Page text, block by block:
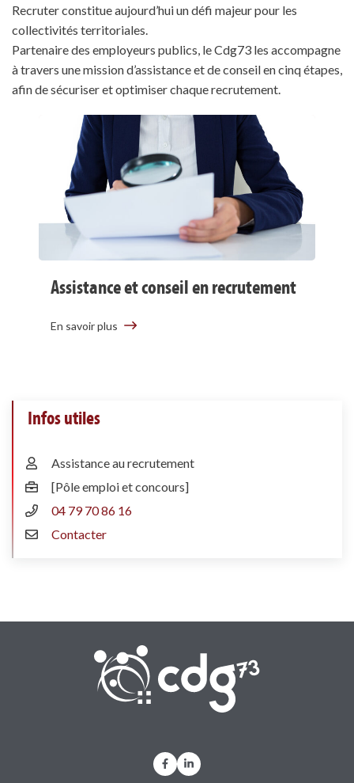
Recruter constitue aujourd’hui un défi majeur pour les
collectivités territoriales.
Partenaire des employeurs publics, le Cdg73 les accompagne
à travers une mission d’assistance et de conseil en cinq étapes,
afin de sécuriser et optimiser chaque recrutement.
Assistance et conseil en recrutement
En savoir plus
Infos utiles
Assistance au recrutement
[Pôle emploi et concours]
04 79 70 86 16
Contacter
Lien vers le compte Facebook
Lien vers le compte